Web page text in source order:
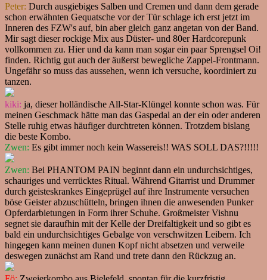
Peter: Durch ausgiebiges Salben und Cremen und dann dem gerade
schon erwähnten Gequatsche vor der Tür schlage ich erst jetzt im
Inneren des FZW's auf, bin aber gleich ganz angetan von der Band.
Mir sagt dieser rockige Mix aus Düster- und 80er Hardcorepunk
vollkommen zu. Hier und da kann man sogar ein paar Sprengsel Oi!
finden. Richtig gut auch der äußerst bewegliche Zappel-Frontmann.
Ungefähr so muss das aussehen, wenn ich versuche, koordiniert zu
tanzen.
kiki: ja, dieser holländische All-Star-Klüngel konnte schon was. Für
meinen Geschmack hätte man das Gaspedal an der ein oder anderen
Stelle ruhig etwas häufiger durchtreten können. Trotzdem bislang
die beste Kombo.
Zwen: Es gibt immer noch kein Wassereis!! WAS SOLL DAS?!!!!!
Zwen: Bei PHANTOM PAIN beginnt dann ein undurchsichtiges,
schauriges und verrücktes Ritual. Während Gitarrist und Drummer
durch geisteskrankes Eingeprügel auf ihre Instrumente versuchen
böse Geister abzuschütteln, bringen ihnen die anwesenden Punker
Opferdarbietungen in Form ihrer Schuhe. Großmeister Vishnu
segnet sie daraufhin mit der Kelle der Dreifaltigkeit und so gibt es
bald ein undurchsichtiges Gebalge von verschwitzen Leibern. Ich
hingegen kann meinen dunen Kopf nicht absetzen und verweile
deswegen zunächst am Rand und trete dann den Rückzug an.